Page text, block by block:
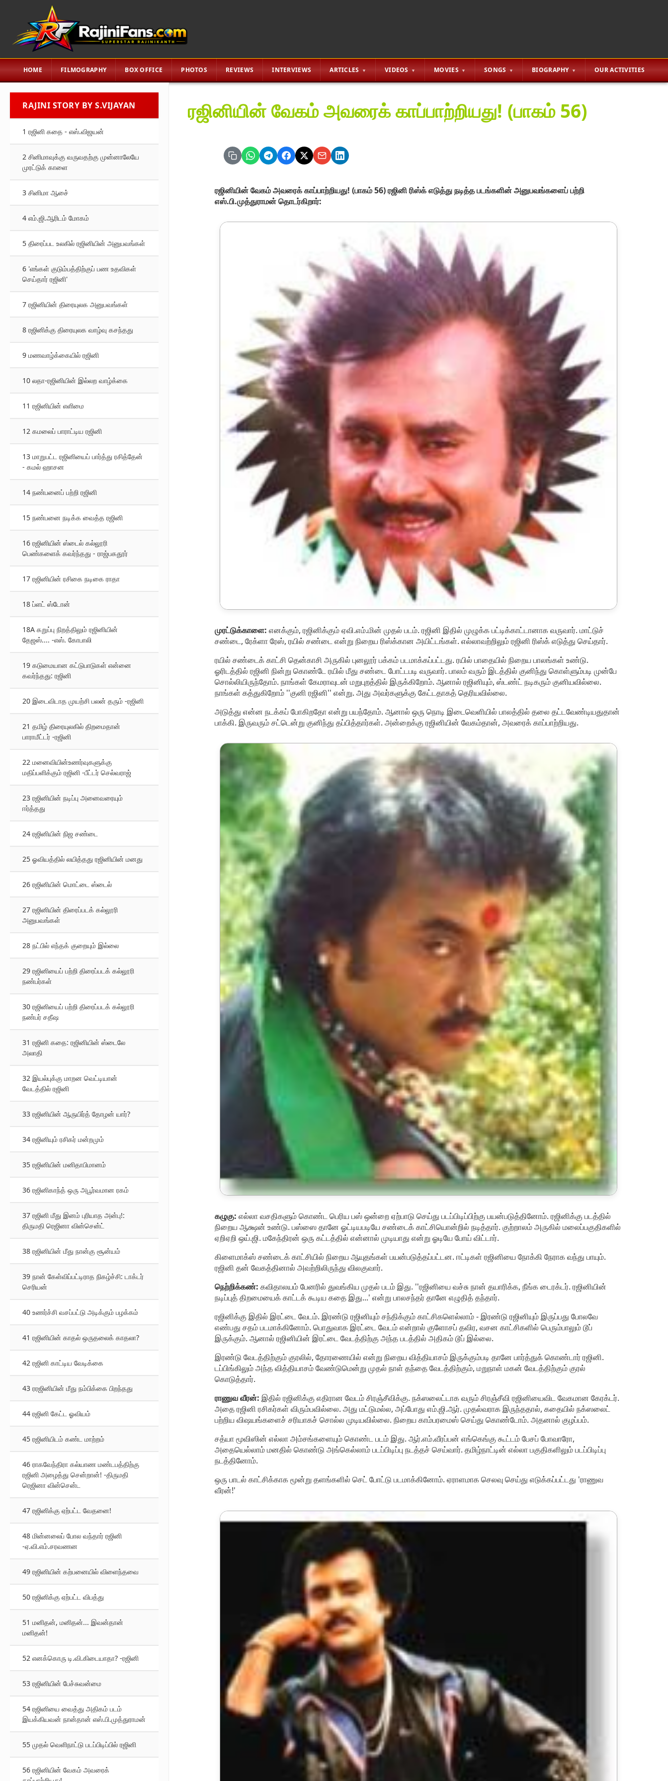
HOME FILMOGRAPHY BOX OFFICE PHOTOS REVIEWS INTERVIEWS ARTICLES VIDEOS MOVIES SONGS BIOGRAPHY OUR ACTIVITIES
RAJINI STORY BY S.VIJAYAN
1 ரஜினி கதை - எஸ்.விஜயன்
2 சினிமாவுக்கு வருவதற்கு முன்னாலேயே
முரட்டுக் காளை
3 சினிமா ஆசை்
4 எம்.ஜி.ஆரிடம் மோகம்
5 திரைப்பட உலகில் ரஜினியின் அனுபவங்கள்
6 'எங்கள் குடும்பத்திற்குப் பண உதவிகள்
செய்தார் ரஜினி'
7 ரஜினியின் திரையுலக அனுபவங்கள்
8 ரஜினிக்கு திரையுலக வாழ்வு கசந்தது
9 மணவாழ்க்கையில் ரஜினி
10 லதா-ரஜினியின் இல்லற வாழ்க்கை
11 ரஜினியின் எளிமை
12 கமலைப் பாராட்டிய ரஜினி
13 மாறுபட்ட ரஜினியைப் பார்த்து ரசித்தேன்
- கமல் ஹாசன
14 நண்பனைப் பற்றி ரஜினி
15 நண்பனை நடிக்க வைத்த ரஜினி
16 ரஜினியின் ஸ்டைல் கல்லூரி
பெண்களைக் கவர்ந்தது - ராஜ்பகதூர்
17 ரஜினியின் ரசிகை நடிகை ராதா
18 ப்ளட் ஸ்டோன்
18A கறுப்பு நிறத்திலும் ரஜினியின்
தேஜஸ்.... -எஸ். கோபாலி
19 கடுமையான கட்டுபாடுகள் என்னை
கவர்ந்தது: ரஜினி
20 இடைவிடாத முயற்சி பலன் தரும் -ரஜினி
21 தமிழ் திரையுலகில் திறமைதான்
பாராமீட்டர் -ரஜினி
22 மனைவியின்உணர்வுகளுக்கு
மதிப்பளிக்கும் ரஜினி -பீட்டர் செல்வராஜ்
23 ரஜினியின் நடிப்பு அனைவரையும்
ஈர்த்தது
24 ரஜினியின் நிஜ சண்டை
25 ஓவியத்தில் லயித்தது ரஜினியின் மனது
26 ரஜினியின் மொட்டை ஸ்டைல்
27 ரஜினியின் திரைப்படக் கல்லூரி
அனுபவங்கள்
28 நட்பில் எந்தக் குறையும் இல்லை
29 ரஜினியைப் பற்றி திரைப்படக் கல்லூரி
நண்பர்கள்
30 ரஜினியைப் பற்றி திரைப்படக் கல்லூரி
நண்பர் சதீஷ
31 ரஜினி கதை: ரஜினியின் ஸ்டைலே
அலாதி
32 இயல்புக்கு மாறன வெட்டியான்
வேடத்தில் ரஜினி
33 ரஜினியின் ஆருயிர்த் தோழன் யார்?
34 ரஜினியும் ரசிகர் மன்றமும்
35 ரஜினியின் மனிதாபிமானம்
36 ரஜினிகாந்த் ஒரு அபூர்வமான ரகம்
37 ரஜினி மீது இனம் புரியாத அன்பு!:
திருமதி ரெஜினா வின்சென்ட்
38 ரஜினியின் மீது நான்கு சூன்யம்
39 நான் கேள்விப்பட்டிராத நிகழ்ச்சி: டாக்டர்
செரியன்
40 உணர்ச்சி வசப்பட்டு அடிக்கும் பழக்கம்
41 ரஜினியின் காதல் ஒருதலைக் காதலா?
42 ரஜினி காட்டிய வேடிக்கை
43 ரரஜினியின் மீது நம்பிக்கை பிறந்தது
44 ரஜினி கேட்ட ஓவியம்
45 ரஜினியிடம் கண்ட மாற்றம்
46 ராகவேந்திரா கல்யாண மண்டபத்திற்கு
ரஜினி அழைத்து சென்றான்! -திருமதி
ரெஜினா வின்சென்ட
47 ரஜினிக்கு ஏற்பட்ட வேதனை!
48 மின்னலைப் போல வந்தார் ரஜினி
-ஏ.வி.எம்.சரவணன
49 ரஜினியின் கற்பனையில் விளைந்தவை
50 ரஜினிக்கு ஏற்பட்ட விபத்து
51 மனிதன், மனிதன்... இவன்தான்
மனிதன்!
52 எனக்கொரு டி.வி.கிடையாதா? -ரஜினி
53 ரஜினியின் பேச்சுவன்மை
54 ரஜினியை வைத்து அதிகம் படம்
இயக்கியவன் நான்தான் எஸ்.பி.முத்துராமன்
55 முதல் வெளிநாட்டு படப்பிடிப்பில் ரஜினி
56 ரஜினியின் வேகம் அவரைக்
ரஜினியின் வேகம் அவரைக் காப்பாற்றியது! (பாகம் 56)
ரஜினியின் வேகம் அவரைக் காப்பாற்றியது! (பாகம் 56) ரஜினி ரிஸ்க் எடுத்து நடித்த படங்களின் அனுபவங்களைப் பற்றி
எஸ்.பி.முத்துராமன் தொடர்கிறார்:
முரட்டுக்காளை: எனக்கும், ரஜினிக்கும் ஏவி.எம்.மின் முதல் படம். ரஜினி இதில் முழுக்க பட்டிக்காட்டானாக வருவார். மாட்டுச்
சண்டை, ரேக்ளா ரேஸ், ரயில் சண்டை என்று நிறைய ரிஸ்க்கான அயிட்டங்கள். எல்லாவற்றிலும் ரஜினி ரிஸ்க் எடுத்து செய்தார்.
ரயில் சண்டைக் காட்சி தென்காசி அருகில் புனலூர் பக்கம் படமாக்கப்பட்டது. ரயில் பாதையில் நிறைய பாலங்கள் உண்டு.
ஓரிடத்தில் ரஜினி நின்று கொண்டே ரயில் மீது சண்டை போட்டபடி வருவார். பாலம் வரும் இடத்தில் குனிந்து கொள்ளும்படி முன்பே
சொல்லியிருந்தோம். நாங்கள் கேமராவுடன் மறுபுறத்தில் இருக்கிறோம். ஆனால் ரஜினியும், ஸ்டண்ட் நடிகரும் குனியவில்லை.
நாங்கள் கத்துகிறோம் ''குனி ரஜினி'' என்று. அது அவர்களுக்கு கேட்டதாகத் தெரியவில்லை.
அடுத்து என்ன நடக்கப் போகிறதோ என்று பயந்தோம். ஆனால் ஒரு நொடி இடைவெளியில் பாலத்தில் தலை தட்டவேண்டியதுதான்
பாக்கி. இருவரும் சட்டென்று குனிந்து தப்பித்தார்கள். அன்றைக்கு ரஜினியின் வேகம்தான், அவரைக் காப்பாற்றியது.
கழுகு: எல்லா வசதிகளும் கொண்ட பெரிய பஸ் ஒன்றை ஏற்பாடு செய்து படப்பிடிப்பிற்கு பயன்படுத்தினோம். ரஜினிக்கு படத்தில்
நிறைய ஆக்ஷன் உண்டு. பஸ்ஸை தானே ஓட்டியபடியே சண்டைக் காட்சியொன்றில் நடித்தார். குற்றாலம் அருகில் மலைப்பகுதிகளில்
ஏறிஏறி ஒய்.ஜி. மகேந்திரன் ஒரு கட்டத்தில் என்னால் முடியாது என்று ஓடியே போய் விட்டார்.
கிளைமாக்ஸ் சண்டைக் காட்சியில் நிறைய ஆயுதங்கள் பயன்படுத்தப்பட்டன. ஈட்டிகள் ரஜினியை நோக்கி நேராக வந்து பாயும்.
ரஜினி தன் வேகத்தினால் அவற்றிலிருந்து விலகுவார்.
நெற்றிக்கண்: கவிதாலயம் பேனரில் துவங்கிய முதல் படம் இது. ''ரஜினியை வச்சு நான் தயாரிக்க, நீங்க டைரக்டர். ரஜினியின்
நடிப்புத் திறமையைக் காட்டக் கூடிய கதை இது...' என்று பாலசந்தர் தானே எழுதித் தந்தார்.
ரஜினிக்கு இதில் இரட்டை வேடம். இரண்டு ரஜினியும் சந்திக்கும் காட்சிகளெல்லாம் - இரண்டு ரஜினியும் இருப்பது போலவே
எண்பது சதம் படமாக்கினோம். பொதுவாக இரட்டை வேடம் என்றால் குளோசப் தவிர, வசன காட்சிகளில் பெரும்பாலும் டூப்
இருக்கும். ஆனால் ரஜினியின் இரட்டை வேடத்திற்கு அந்த படத்தில் அதிகம் டூப் இல்லை.
இரண்டு வேடத்திற்கும் குரலில், தோரணையில் என்று நிறைய வித்தியாசம் இருக்கும்படி தானே பார்த்துக் கொண்டார் ரஜினி.
டப்பிங்கிலும் அந்த வித்தியாசம் வேண்டுமென்று முதல் நாள் தந்தை வேடத்திற்கும், மறுநாள் மகன் வேடத்திற்கும் குரல்
கொடுத்தார்.
ராணுவ வீரன்: இதில் ரஜினிக்கு எதிரான வேடம் சிரஞ்சீவிக்கு. நக்ஸலைட்டாக வரும் சிரஞ்சீவி ரஜினியைவிட வேகமான கேரக்டர்.
அதை ரஜினி ரசிகர்கள் விரும்பவில்லை. அது மட்டுமல்ல, அப்போது எம்.ஜி.ஆர். முதல்வராக இருந்ததால், கதையில் நக்ஸலைட்
பற்றிய விஷயங்களைச் சரியாகச் சொல்ல முடியவில்லை. நிறைய காம்பரமைஸ் செய்து கொண்டோம். அதனால் குழப்பம்.
சத்யா மூவிஸின் எல்லா அம்சங்களையும் கொண்ட படம் இது. ஆர்.எம்.வீரப்பன் எங்கெங்கு கூட்டம் பேசப் போவாரோ,
அதையெல்லாம் மனதில் கொண்டு அங்கெல்லாம் படப்பிடிப்பு நடத்தச் செய்வார். தமிழ்நாட்டின் எல்லா பகுதிகளிலும் படப்பிடிப்பு
நடத்தினோம்.
ஒரு பாடல் காட்சிக்காக மூன்று தளங்களில் செட் போட்டு படமாக்கினோம். ஏராளமாக செலவு செய்து எடுக்கப்பட்டது 'ராணுவ
வீரன்!'